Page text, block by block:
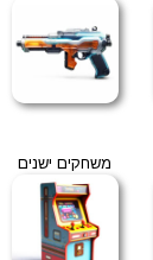
משחקים ישנים